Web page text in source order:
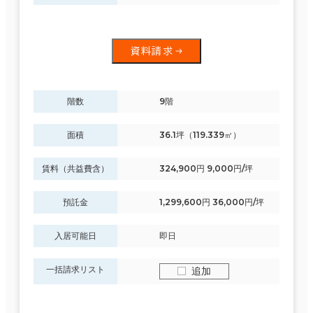
資料請求
階数 9階
面積 36.1坪（119.339㎡）
賃料（共益費含） 324,900円 9,000円/坪
預託金 1,299,600円 36,000円/坪
入居可能日 即日
一括請求リスト 追加